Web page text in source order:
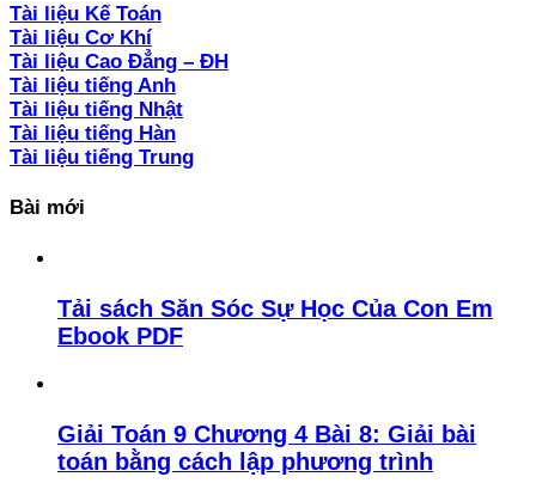
Tài liệu Kế Toán
Tài liệu Cơ Khí
Tài liệu Cao Đẳng – ĐH
Tài liệu tiếng Anh
Tài liệu tiếng Nhật
Tài liệu tiếng Hàn
Tài liệu tiếng Trung
Bài mới
Tải sách Săn Sóc Sự Học Của Con Em
Ebook PDF
Giải Toán 9 Chương 4 Bài 8: Giải bài
toán bằng cách lập phương trình